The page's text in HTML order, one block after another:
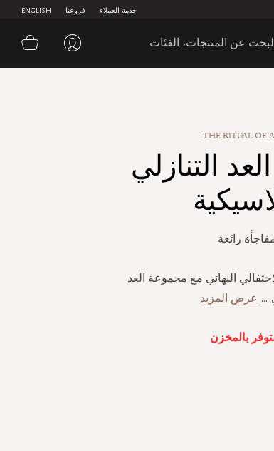
ENGLISH فروعنا خدمة العملاء
سلة
THE RITUAL OF
التنازلي
النهائي مع مجموعة العد
... عرض المزيد
بالمخزن